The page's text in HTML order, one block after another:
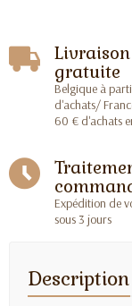
Livraison
gratuite
Belgique à
d'achats/
60 € d'achats
Expédition de
sous 3 jours
Description